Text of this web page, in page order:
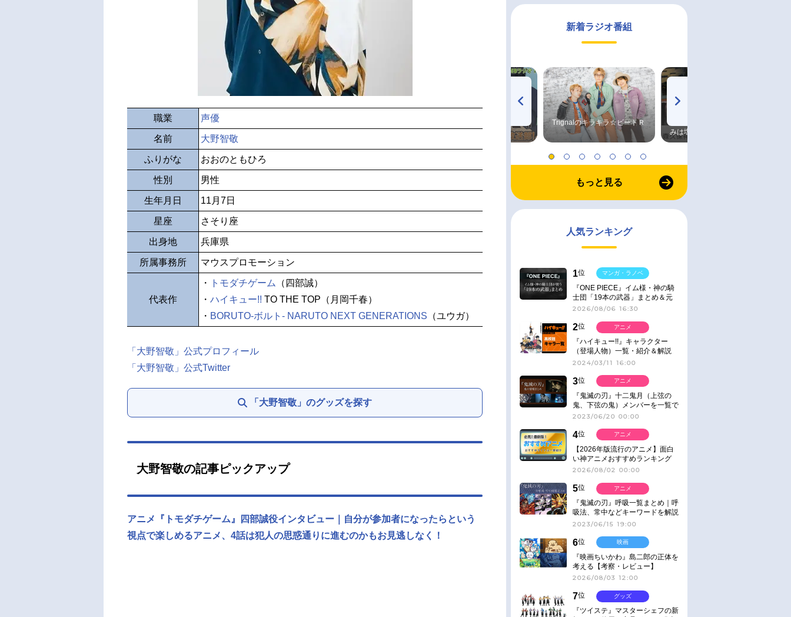
職業 声優
名前 大野智敬
ふりがな おおのともひろ
性別 男性
生年月日 11月7日
星座 さそり座
出身地 兵庫県
所属事務所 マウスプロモーション
代表作
・ トモダチゲーム
（四部誠）
・ ハイキュー!! TO THE TOP（月岡千春）
・ BORUTO-ボルト- NARUTO NEXT GENERATIONS （ユウガ）
「大野智敬」公式プロフィール
「大野智敬」公式Twitter
「大野智敬」のグッズを探す
大野智敬の記事ピックアップ
アニメ『トモダチゲーム』四部誠役インタビュー｜自分が参加者になったらという
視点で楽しめるアニメ、4話は犯人の思惑通りに進むのかもお見逃しなく！
新着ラジオ番組
radio 大直会 2nd season
Trignalのキラキラ☆ビートＲ
みは塩だけ
もっと見る
人気ランキング
1位
『ONE PIECE』イム様・神の騎
士団「19本の武器」まとめ＆元
ネタ
2026/08/06 16:30
マンガ・ラノベ
2位
『ハイキュー!!』キャラクター
（登場人物）一覧・紹介＆解説
2024/03/11 16:00
アニメ
3位
『鬼滅の刃』十二鬼月（上弦の
鬼、下弦の鬼）メンバーを一覧で
紹介＆解説（登場鬼の情報まと
2023/06/20 00:00
アニメ
4位
【2026年版流行のアニメ】面白
い神アニメおすすめランキング
【名作・話題作】｜ジャンル別人
2026/08/02 00:00
アニメ
5位
『鬼滅の刃』呼吸一覧まとめ｜呼
吸法、常中などキーワードを解説
2023/06/15 19:00
アニメ
6位
『映画ちいかわ』島二郎の正体を
考える【考察・レビュー】
2026/08/03 12:00
映画
7位
『ツイステ』マスターシェフの新
グッズ